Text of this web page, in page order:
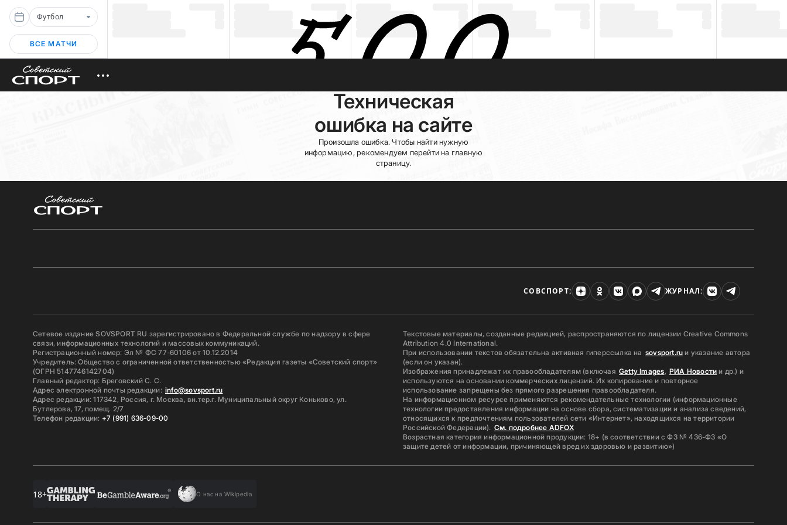
Футбол
ВСЕ МАТЧИ
Техническая
ошибка на сайте
Произошла ошибка. Чтобы найти нужную
информацию, рекомендуем перейти на главную
страницу.
СОВСПОРТ: ЖУРНАЛ:
Сетевое издание SOVSPORT RU зарегистрировано в Федеральной службе по надзору в сфере
связи, информационных технологий и массовых коммуникаций.
Регистрационный номер: Эл № ФС 77-60106 от 10.12.2014
Учредитель: Общество с ограниченной ответственностью «Редакция газеты «Советский спорт»
(ОГРН 5147746142704)
Главный редактор: Бреговский С. С.
Адрес электронной почты редакции: info@sovsport.ru
Адрес редакции: 117342, Россия, г. Москва, вн.тер.г. Муниципальный округ Коньково, ул.
Бутлерова, 17, помещ. 2/7
Телефон редакции: +7 (991) 636-09-00
Текстовые материалы, созданные редакцией, распространяются по лицензии Creative Commons
Attribution 4.0 International.
При использовании текстов обязательна активная гиперссылка на sovsport.ru и указание автора
(если он указан).
Изображения принадлежат их правообладателям (включая Getty Images, РИА Новости и др.) и
используются на основании коммерческих лицензий. Их копирование и повторное
использование запрещены без прямого разрешения правообладателя.
На информационном ресурсе применяются рекомендательные технологии (информационные
технологии предоставления информации на основе сбора, систематизации и анализа сведений,
относящихся к предпочтениям пользователей сети «Интернет», находящихся на территории
Российской Федерации). См. подробнее ADFOX
Возрастная категория информационной продукции: 18+ (в соответствии с ФЗ № 436-ФЗ «О
защите детей от информации, причиняющей вред их здоровью и развитию»)
18+ О нас на Wikipedia